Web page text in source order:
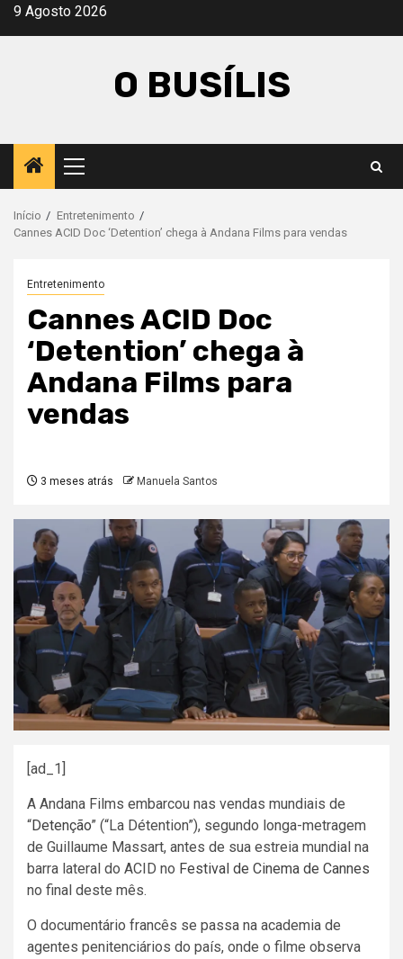
Avançar
9 Agosto 2026
O BUSÍLIS
Menu
principal
Início
Entretenimento
Cannes ACID Doc ‘Detention’ chega à Andana Films para vendas
Entretenimento
Cannes ACID Doc
‘Detention’ chega à
Andana Films para
vendas
3 meses atrás Manuela Santos
[ad_1]
A Andana Films embarcou nas vendas mundiais de
“Detenção” (“La Détention”), segundo longa-metragem
de Guillaume Massart, antes de sua estreia mundial na
barra lateral do ACID no Festival de Cinema de Cannes
no final deste mês.
O documentário francês se passa na academia de
agentes penitenciários do país, onde o filme observa